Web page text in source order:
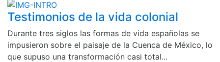
Testimonios de la vida colonial
Durante tres siglos las formas de vida españolas se
impusieron sobre el paisaje de la Cuenca de México, lo
que supuso una transformación casi total...